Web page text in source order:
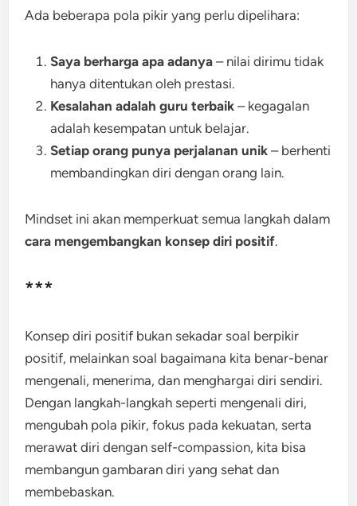
Ada beberapa pola pikir yang perlu dipelihara:
Saya berharga apa adanya – nilai dirimu tidak
hanya ditentukan oleh prestasi.
Kesalahan adalah guru terbaik – kegagalan
adalah kesempatan untuk belajar.
Setiap orang punya perjalanan unik – berhenti
membandingkan diri dengan orang lain.
Mindset ini akan memperkuat semua langkah dalam
cara mengembangkan konsep diri positif.
***
Konsep diri positif bukan sekadar soal berpikir
positif, melainkan soal bagaimana kita benar-benar
mengenali, menerima, dan menghargai diri sendiri.
Dengan langkah-langkah seperti mengenali diri,
mengubah pola pikir, fokus pada kekuatan, serta
merawat diri dengan self-compassion, kita bisa
membangun gambaran diri yang sehat dan
membebaskan.